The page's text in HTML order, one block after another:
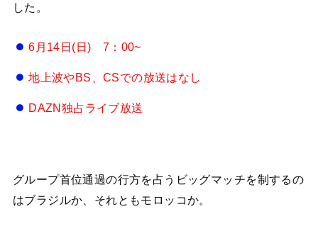
した。
6月14日(日) 7：00~
地上波やBS、CSでの放送はなし
DAZN独占ライブ放送
グループ首位通過の行方を占うビッグマッチを制するの
はブラジルか、それともモロッコか。